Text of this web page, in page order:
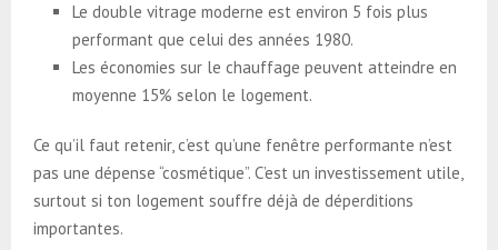
Le double vitrage moderne est environ 5 fois plus
performant que celui des années 1980.
Les économies sur le chauffage peuvent atteindre en
moyenne 15% selon le logement.
Ce qu’il faut retenir, c’est qu’une fenêtre performante n’est
pas une dépense “cosmétique”. C’est un investissement utile,
surtout si ton logement souffre déjà de déperditions
importantes.